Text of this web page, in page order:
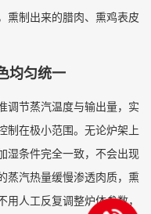
熏制出来的腊肉、熏鸡表皮
均匀统一
调节蒸汽温度与输出量，实
制在极小范围。无论炉架上
湿条件完全一致，不会出现
蒸汽热量缓慢渗透肉质，熏
人工反复调整炉体参数，